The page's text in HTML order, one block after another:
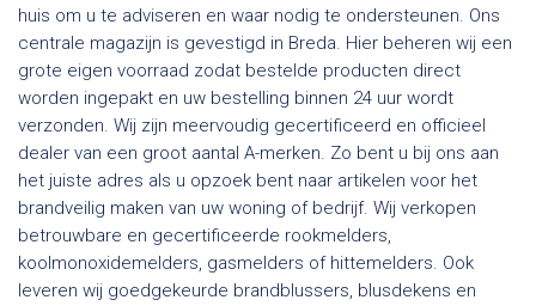
huis om u te adviseren en waar nodig te ondersteunen. Ons
centrale magazijn is gevestigd in Breda. Hier beheren wij een
grote eigen voorraad zodat bestelde producten direct
worden ingepakt en uw bestelling binnen 24 uur wordt
verzonden. Wij zijn meervoudig gecertificeerd en officieel
dealer van een groot aantal A-merken. Zo bent u bij ons aan
het juiste adres als u opzoek bent naar artikelen voor het
brandveilig maken van uw woning of bedrijf. Wij verkopen
betrouwbare en gecertificeerde rookmelders,
koolmonoxidemelders, gasmelders of hittemelders. Ook
leveren wij goedgekeurde brandblussers, blusdekens en